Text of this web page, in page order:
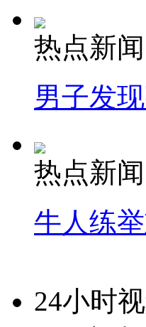
热点新闻
男子发
热点新闻
牛人练
24小时